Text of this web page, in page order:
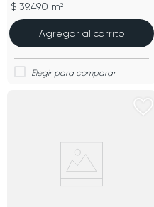
$ 39.490 m²
Agregar al carrito